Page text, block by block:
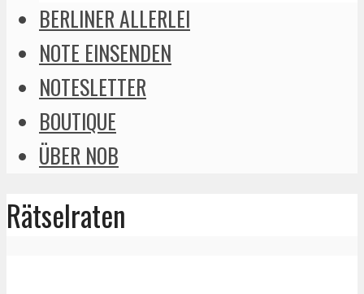
BERLINER ALLERLEI
NOTE EINSENDEN
NOTESLETTER
BOUTIQUE
ÜBER NOB
Rätselraten